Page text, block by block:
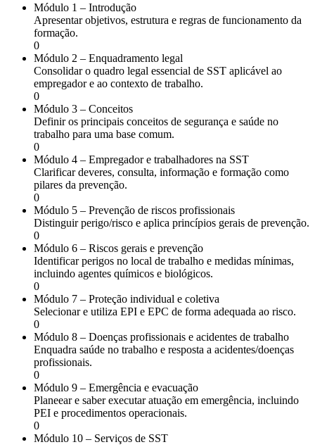
Módulo 1 – Introdução
Apresentar objetivos, estrutura e regras de funcionamento da
formação.
0
Módulo 2 – Enquadramento legal
Consolidar o quadro legal essencial de SST aplicável ao
empregador e ao contexto de trabalho.
0
Módulo 3 – Conceitos
Definir os principais conceitos de segurança e saúde no
trabalho para uma base comum.
0
Módulo 4 – Empregador e trabalhadores na SST
Clarificar deveres, consulta, informação e formação como
pilares da prevenção.
0
Módulo 5 – Prevenção de riscos profissionais
Distinguir perigo/risco e aplica princípios gerais de prevenção.
0
Módulo 6 – Riscos gerais e prevenção
Identificar perigos no local de trabalho e medidas mínimas,
incluindo agentes químicos e biológicos.
0
Módulo 7 – Proteção individual e coletiva
Selecionar e utiliza EPI e EPC de forma adequada ao risco.
0
Módulo 8 – Doenças profissionais e acidentes de trabalho
Enquadra saúde no trabalho e resposta a acidentes/doenças
profissionais.
0
Módulo 9 – Emergência e evacuação
Planeear e saber executar atuação em emergência, incluindo
PEI e procedimentos operacionais.
0
Módulo 10 – Serviços de SST